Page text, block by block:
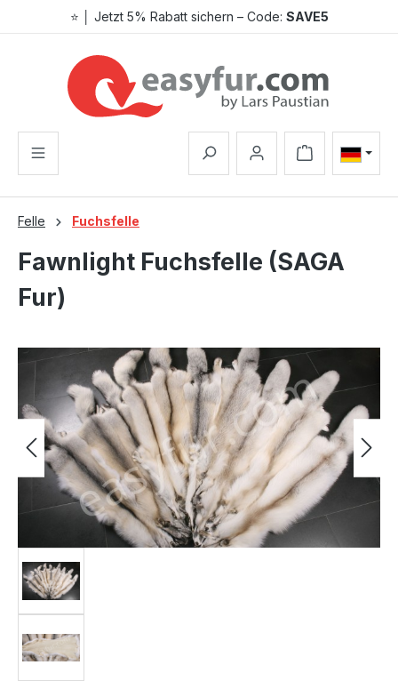
Zum Hauptinhalt springen
⭐ │ Jetzt 5% Rabatt sichern – Code: SAVE5
Warenkorb
Felle Fuchsfelle
Fawnlight Fuchsfelle (SAGA
Fur)
Bildergalerie überspringen